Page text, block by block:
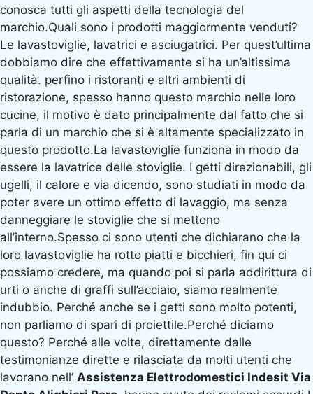
conosca tutti gli aspetti della tecnologia del
marchio.Quali sono i prodotti maggiormente venduti?
Le lavastoviglie, lavatrici e asciugatrici. Per quest’ultima
dobbiamo dire che effettivamente si ha un’altissima
qualità. perfino i ristoranti e altri ambienti di
ristorazione, spesso hanno questo marchio nelle loro
cucine, il motivo è dato principalmente dal fatto che si
parla di un marchio che si è altamente specializzato in
questo prodotto.La lavastoviglie funziona in modo da
essere la lavatrice delle stoviglie. I getti direzionabili, gli
ugelli, il calore e via dicendo, sono studiati in modo da
poter avere un ottimo effetto di lavaggio, ma senza
danneggiare le stoviglie che si mettono
all’interno.Spesso ci sono utenti che dichiarano che la
loro lavastoviglie ha rotto piatti e bicchieri, fin qui ci
possiamo credere, ma quando poi si parla addirittura di
urti o anche di graffi sull’acciaio, siamo realmente
indubbio. Perché anche se i getti sono molto potenti,
non parliamo di spari di proiettile.Perché diciamo
questo? Perché alle volte, direttamente dalle
testimonianze dirette e rilasciata da molti utenti che
lavorano nell’ Assistenza Elettrodomestici Indesit Via